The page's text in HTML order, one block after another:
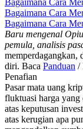
Bagaimana Cara
Bagaimana Cara
Bagaimana Cara
Baru mengenal
pemula, analisis
memperdagangkan,
diri. Baca Panduan /
Penafian
Pasar mata uang
fluktuasi harga yang
atas keputusan
atas kerugian apa